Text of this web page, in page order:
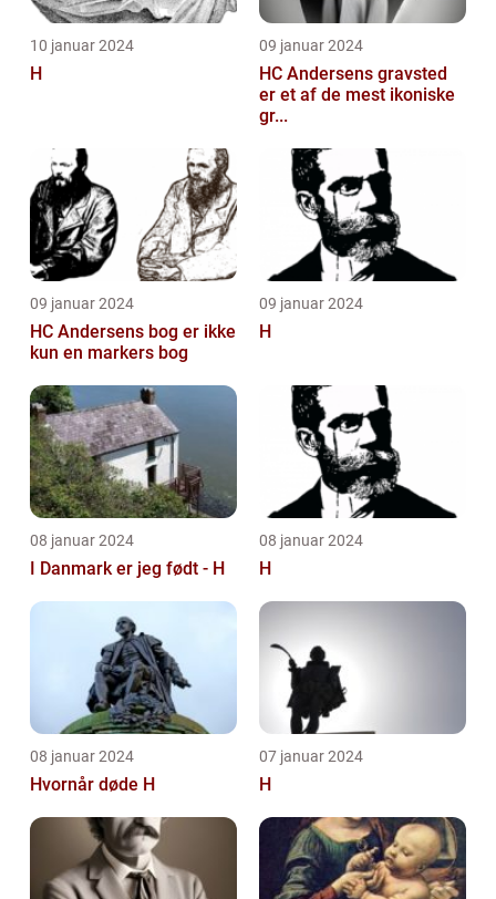
10 januar 2024
H
09 januar 2024
HC Andersens gravsted
er et af de mest ikoniske
gr...
09 januar 2024
HC Andersens bog er ikke
kun en markers bog
09 januar 2024
H
08 januar 2024
I Danmark er jeg født - H
08 januar 2024
H
08 januar 2024
Hvornår døde H
07 januar 2024
H